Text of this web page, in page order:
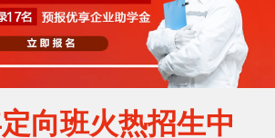
向班火热招生中